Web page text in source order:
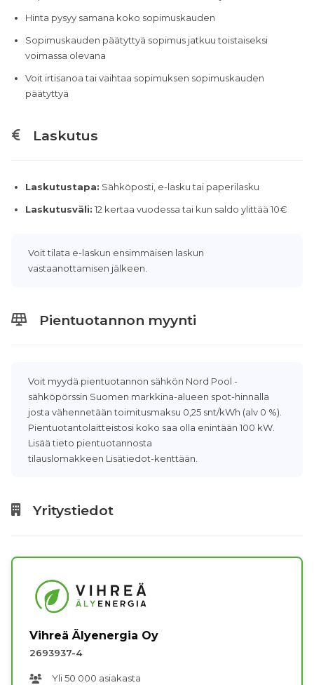
Hinta pysyy samana koko sopimuskauden
Sopimuskauden päätyttyä sopimus jatkuu toistaiseksi
voimassa olevana
Voit irtisanoa tai vaihtaa sopimuksen sopimuskauden
päätyttyä
Laskutus
Laskutustapa: Sähköposti, e-lasku tai paperilasku
Laskutusväli: 12 kertaa vuodessa tai kun saldo ylittää 10€
Voit tilata e-laskun ensimmäisen laskun
vastaanottamisen jälkeen.
Pientuotannon myynti
Voit myydä pientuotannon sähkön Nord Pool -
sähköpörssin Suomen markkina-alueen spot-hinnalla
josta vähennetään toimitusmaksu 0,25 snt/kWh (alv 0 %).
Pientuotantolaitteistosi koko saa olla enintään 100 kW.
Lisää tieto pientuotannosta
tilauslomakkeen Lisätiedot-kenttään.
Yritystiedot
Vihreä Älyenergia Oy
2693937-4
Yli 50 000 asiakasta